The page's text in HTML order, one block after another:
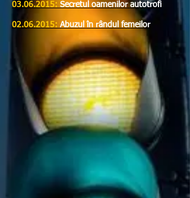
03.06.2015: Secretul oamenilor autotrofi
02.06.2015: Abuzul în rândul femeilor